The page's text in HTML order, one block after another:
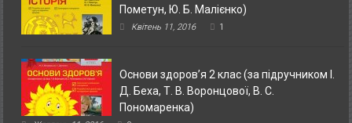
Пометун, Ю. Б. Малієнко)
Квітень 11, 2016 1
Основи здоров’я 2 клас (за підручником І.
Д. Беха, Т. В. Воронцової, В. С.
Пономаренка)